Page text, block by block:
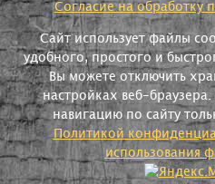
Согласие на обработку
Сайт использует файлы
удобного, простого и
Вы можете отключить
настройках веб-
навигацию по сайту
Политикой
использования